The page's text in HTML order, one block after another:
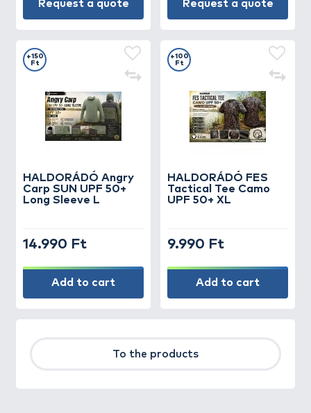
Request a quote Request a quote
HALDORÁDÓ Angry
Carp SUN UPF 50+
Long Sleeve L
+150
Ft
14.990 Ft
Add to cart
HALDORÁDÓ FES
Tactical Tee Camo
UPF 50+ XL
+100
Ft
9.990 Ft
Add to cart
To the products